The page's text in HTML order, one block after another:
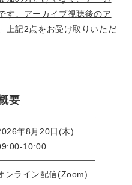
す。アーカイブ視聴後のア
上記2点をお受け取りいただ
要
年8月20日(木)
10:00
ンライン配信(Zoom)